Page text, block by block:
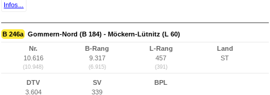
Infos...
B 246a Gommern-Nord (B 184) - Möckern-Lütnitz (L 60)
Nr.
10.616
(10.948)
B-Rang
9.317
(6.915)
L-Rang
457
(391)
Land
ST
DTV
3.604
SV
339
BPL